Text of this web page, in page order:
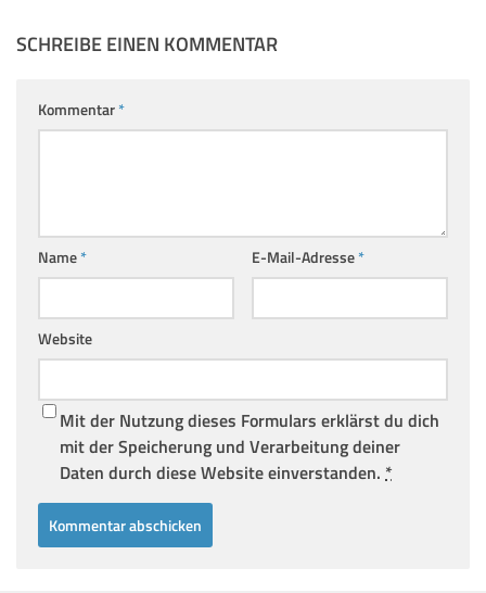
SCHREIBE EINEN KOMMENTAR
Kommentar*
Name* E-Mail-Adresse*
Website
Mit der Nutzung dieses Formulars erklärst du dich
mit der Speicherung und Verarbeitung deiner
Daten durch diese Website einverstanden. *